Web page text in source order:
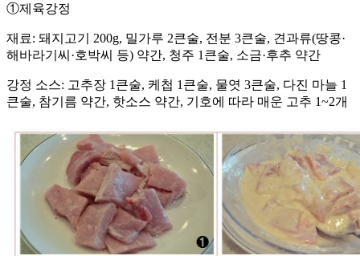
①제육강정
재료: 돼지고기 200g, 밀가루 2큰술, 전분 3큰술, 견과류(땅콩·
해바라기씨·호박씨 등) 약간, 청주 1큰술, 소금·후추 약간
강정 소스: 고추장 1큰술, 케첩 1큰술, 물엿 3큰술, 다진 마늘 1
큰술, 참기름 약간, 핫소스 약간, 기호에 따라 매운 고추 1~2개